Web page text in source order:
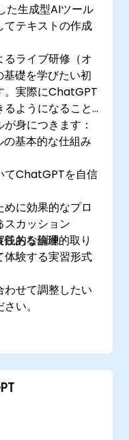
生成型AIツール
てテキストの作成
ライブ研修（オ
礎を学びたい初
。実際にChatGPT
るようになること
身につきます：
基本的な仕組み
てChatGPTを自信
に効果的なプロ
ある倫理的取り
スカッション
践的な訓練
体験する実習形式
せて調整したい
い。